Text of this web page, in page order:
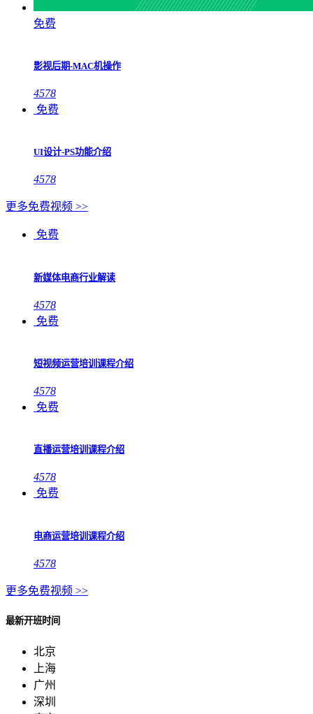
免费
影视后期-MAC机操作
4578
免费
UI设计-PS功能介绍
4578
更多免费视频 >>
免费
新媒体电商行业解读
4578
免费
短视频运营培训课程介绍
4578
免费
直播运营培训课程介绍
4578
免费
电商运营培训课程介绍
4578
更多免费视频 >>
最新开班时间
北京
上海
广州
深圳